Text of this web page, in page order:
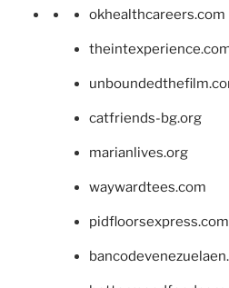
okhealthcareers.com
catfriends-bg.org
marianlives.org
waywardtees.com
pidfloorsexpress.com